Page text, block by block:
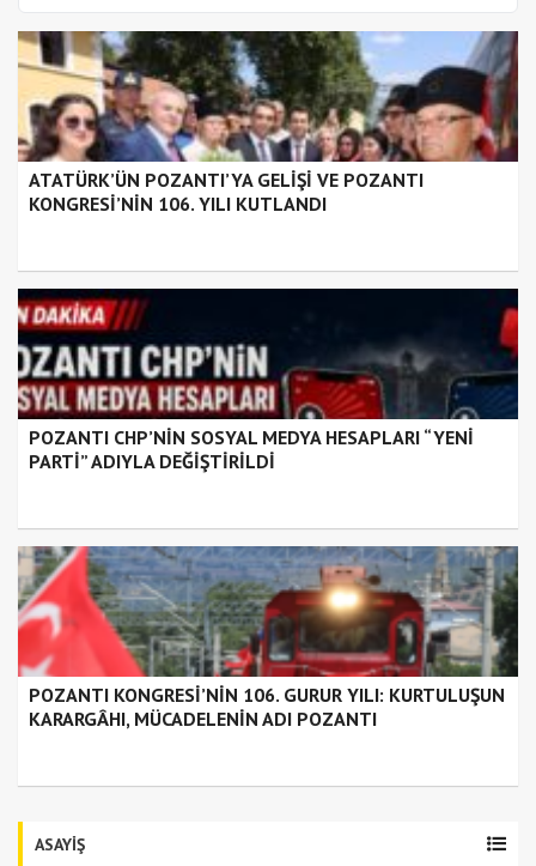
ATATÜRK’ÜN POZANTI’YA GELİŞİ VE POZANTI
KONGRESİ’NİN 106. YILI KUTLANDI
POZANTI CHP’NİN SOSYAL MEDYA HESAPLARI “YENİ
PARTİ” ADIYLA DEĞİŞTİRİLDİ
POZANTI KONGRESİ’NİN 106. GURUR YILI: KURTULUŞUN
KARARGÂHI, MÜCADELENİN ADI POZANTI
ASAYİŞ